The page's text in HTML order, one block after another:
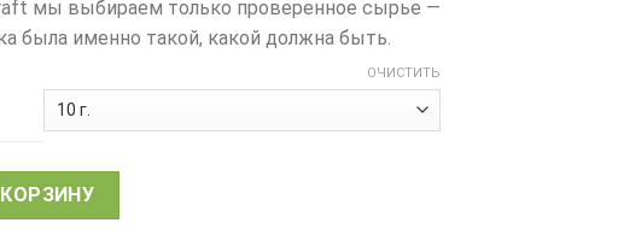
мы выбираем только проверенное сырье —
была именно такой, какой должна быть.
ОЧИСТИТЬ
Зеленый чай Сенча, китайский зеленый чай сентя